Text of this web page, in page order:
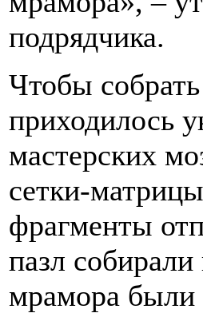
подрядчика.
Чтобы
приходилось
мастерских
сетки-
фрагменты
пазл
мрамора были